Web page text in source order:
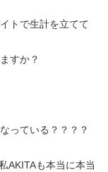
トで生計を立てて
すか？
っている？？？？
AKITAも本当に本当